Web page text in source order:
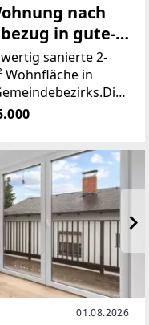
nach
in gute-
sanierte 2-
Wohnfläche in
eines
durch ihre
01.08.2026